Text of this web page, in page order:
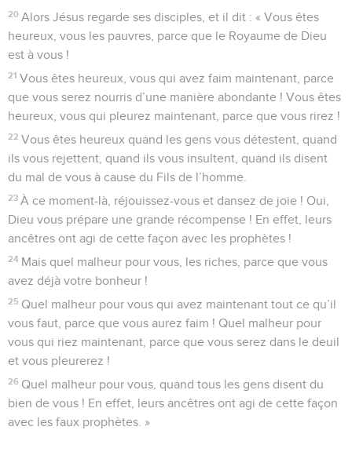
20 Alors Jésus regarde ses disciples, et il dit : « Vous êtes
heureux, vous les pauvres, parce que le Royaume de Dieu
est à vous !
21 Vous êtes heureux, vous qui avez faim maintenant, parce
que vous serez nourris d’une manière abondante ! Vous êtes
heureux, vous qui pleurez maintenant, parce que vous rirez !
22 Vous êtes heureux quand les gens vous détestent, quand
ils vous rejettent, quand ils vous insultent, quand ils disent
du mal de vous à cause du Fils de l’homme.
23 À ce moment-là, réjouissez-vous et dansez de joie ! Oui,
Dieu vous prépare une grande récompense ! En effet, leurs
ancêtres ont agi de cette façon avec les prophètes !
24 Mais quel malheur pour vous, les riches, parce que vous
avez déjà votre bonheur !
25 Quel malheur pour vous qui avez maintenant tout ce qu’il
vous faut, parce que vous aurez faim ! Quel malheur pour
vous qui riez maintenant, parce que vous serez dans le deuil
et vous pleurerez !
26 Quel malheur pour vous, quand tous les gens disent du
bien de vous ! En effet, leurs ancêtres ont agi de cette façon
avec les faux prophètes. »